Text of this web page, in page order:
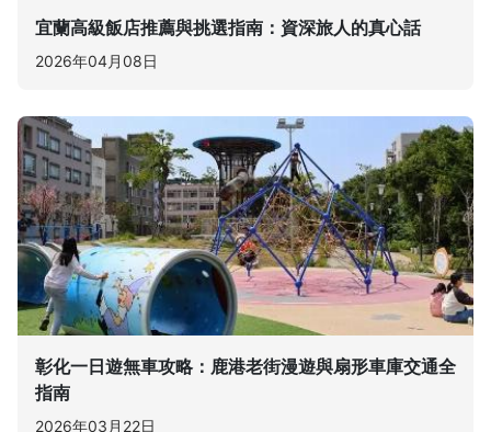
宜蘭高級飯店推薦與挑選指南：資深旅人的真心話
2026年04月08日
彰化一日遊無車攻略：鹿港老街漫遊與扇形車庫交通全
指南
2026年03月22日